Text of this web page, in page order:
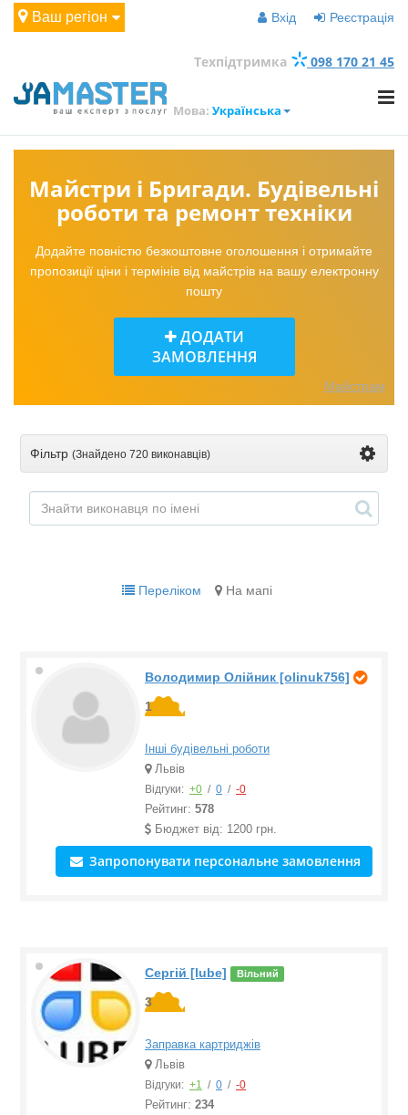
Ваш регіон Вхід Реєстрація
Техпідтримка 098 170 21 45
Мова: Українська
Майстри і Бригади. Будівельні
роботи та ремонт техніки
Додайте повністю безкоштовне оголошення і отримайте
пропозиції ціни і термінів від майстрів на вашу електронну
пошту
ДОДАТИ
ЗАМОВЛЕННЯ
Майстрам
Фільтр (Знайдено 720 виконавців)
Переліком На мапі
Володимир Олійник [olinuk756]
1
Інші будівельні роботи
Львів
Відгуки: +0 / 0 / -0
Рейтинг: 578
Бюджет від: 1200 грн.
Запропонувати персональне замовлення
Сергій [lube] Вільний
3
Заправка картриджів
Львів
Відгуки: +1 / 0 / -0
Рейтинг: 234